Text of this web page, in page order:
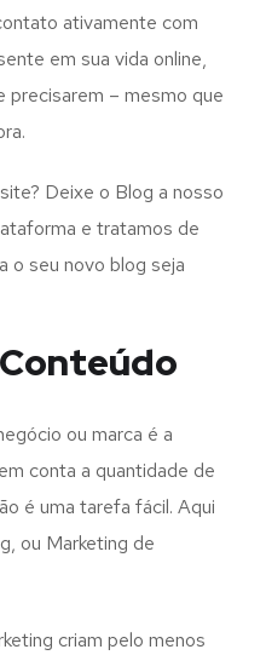
ativamente com
em sua vida online,
precisarem – mesmo que
Deixe o Blog a nosso
e tratamos de
o seu novo blog seja
ou marca é a
conta a quantidade de
é uma tarefa fácil. Aqui
ou Marketing de
criam pelo menos